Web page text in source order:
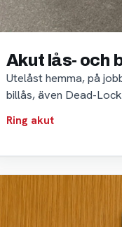
Akut lås- och
Utelåst hemma, på
billås, även Dead-
Ring akut